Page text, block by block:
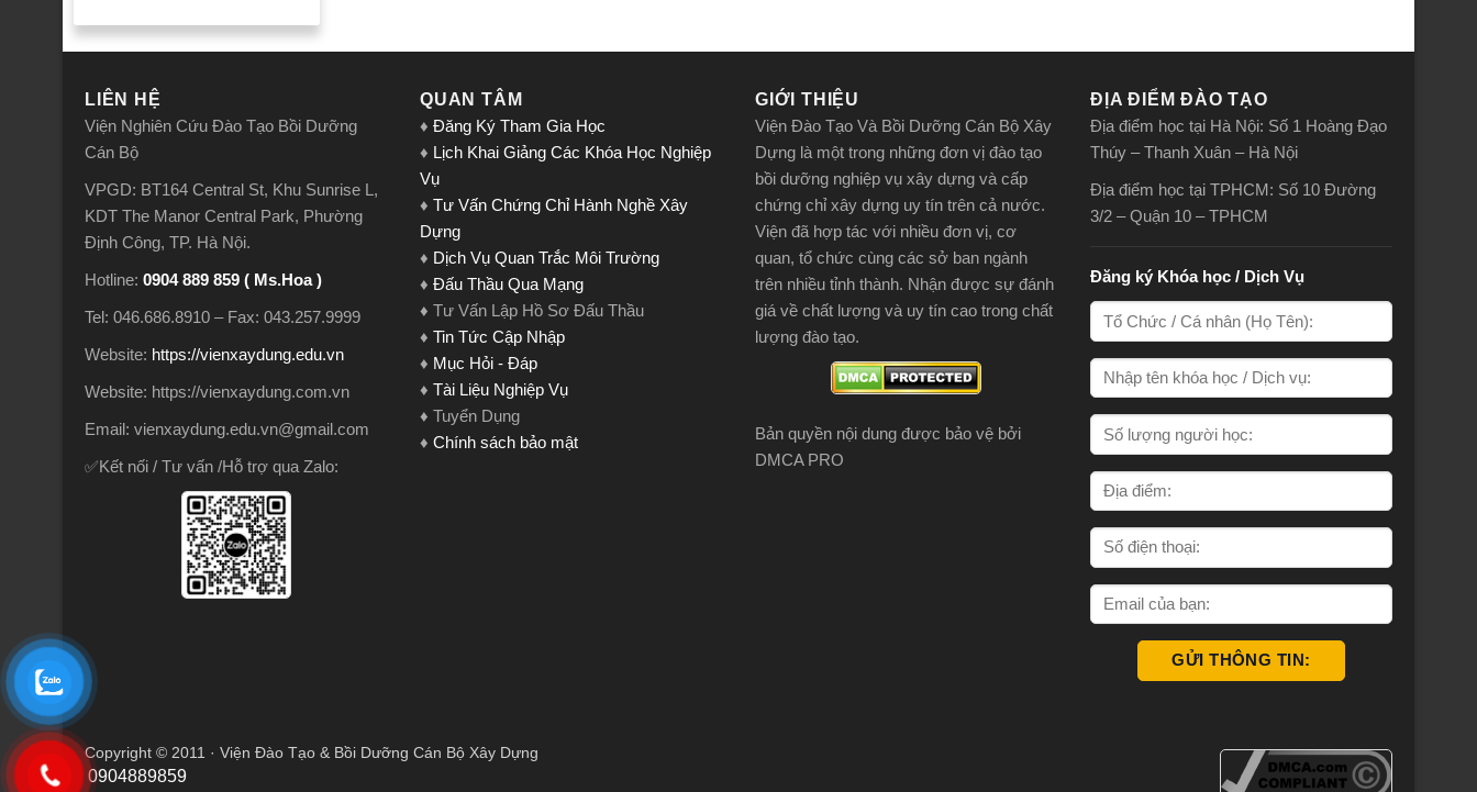
0904889859
LIÊN HỆ
Viện Nghiên Cứu Đào Tạo Bồi Dưỡng
Cán Bộ
VPGD: BT164 Central St, Khu Sunrise L,
KDT The Manor Central Park, Phường
Định Công, TP. Hà Nội.
Hotline: 0904 889 859 ( Ms.Hoa )
Tel: 046.686.8910 – Fax: 043.257.9999
Website: https://vienxaydung.edu.vn
Website: https://vienxaydung.com.vn
Email: vienxaydung.edu.vn@gmail.com
✅Kết nối / Tư vấn /Hỗ trợ qua Zalo:
QUAN TÂM
♦ Đăng Ký Tham Gia Học
♦ Lịch Khai Giảng Các Khóa Học Nghiệp
Vụ
♦ Tư Vấn Chứng Chỉ Hành Nghề Xây
Dựng
♦ Dịch Vụ Quan Trắc Môi Trường
♦ Đấu Thầu Qua Mạng
♦ Tư Vấn Lập Hồ Sơ Đấu Thầu
♦ Tin Tức Cập Nhập
♦ Mục Hỏi - Đáp
♦ Tài Liệu Nghiệp Vụ
♦ Tuyển Dụng
♦ Chính sách bảo mật
GIỚI THIỆU
Viện Đào Tạo Và Bồi Dưỡng Cán Bộ Xây
Dựng là một trong những đơn vị đào tạo
bồi dưỡng nghiệp vụ xây dựng và cấp
chứng chỉ xây dựng uy tín trên cả nước.
Viện đã hợp tác với nhiều đơn vị, cơ
quan, tổ chức cùng các sở ban ngành
trên nhiều tỉnh thành. Nhận được sự đánh
giá về chất lượng và uy tín cao trong chất
lượng đào tạo.
Bản quyền nội dung được bảo vệ bởi
DMCA PRO
ĐỊA ĐIỂM ĐÀO TẠO
Địa điểm học tại Hà Nội: Số 1 Hoàng Đạo
Thúy – Thanh Xuân – Hà Nội
Địa điểm học tại TPHCM: Số 10 Đường
3/2 – Quận 10 – TPHCM
Đăng ký Khóa học / Dịch Vụ
Copyright © 2011 · Viện Đào Tạo & Bồi Dưỡng Cán Bộ Xây Dựng